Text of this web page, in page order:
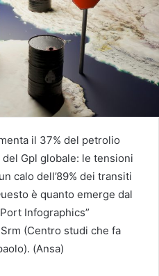
il 37% del petrolio
Gpl globale: le tensioni
calo dell’89% dei transiti
è quanto emerge dal
Infographics”
(Centro studi che fa
(Ansa)